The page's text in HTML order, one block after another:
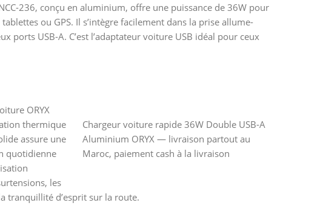
236, conçu en aluminium, offre une puissance de 36W pour
ou GPS. Il s’intègre facilement dans la prise allume-
ports USB-A. C’est l’adaptateur voiture USB idéal pour ceux
Chargeur voiture rapide 36W Double USB-A
Aluminium ORYX — livraison partout au
Maroc, paiement cash à la livraison
ORYX
thermique
assure une
quotidienne
les
tranquillité d’esprit sur la route.